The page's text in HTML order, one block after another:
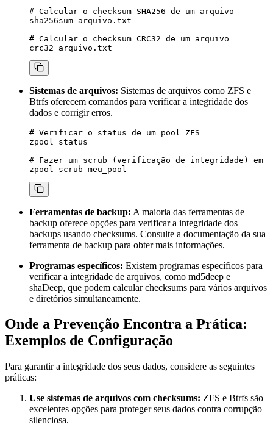
# Calcular o checksum SHA256 de um arquivo
sha256sum arquivo.txt
# Calcular o checksum CRC32 de um arquivo
Sistemas de arquivos: Sistemas de arquivos como ZFS e
Btrfs oferecem comandos para verificar a integridade dos
dados e corrigir erros.
# Verificar o status de um pool ZFS
zpool status
# Fazer um scrub (verificação de integridade) em
Ferramentas de backup: A maioria das ferramentas de
backup oferece opções para verificar a integridade dos
backups usando checksums. Consulte a documentação da sua
ferramenta de backup para obter mais informações.
Programas específicos: Existem programas específicos para
verificar a integridade de arquivos, como md5deep e
shaDeep, que podem calcular checksums para vários arquivos
e diretórios simultaneamente.
Onde a Prevenção Encontra a Prática:
Exemplos de Configuração
Para garantir a integridade dos seus dados, considere as seguintes
práticas:
Use sistemas de arquivos com checksums: ZFS e Btrfs são
excelentes opções para proteger seus dados contra corrupção
silenciosa.